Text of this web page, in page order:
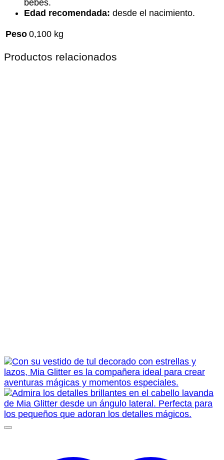
bebés.
Edad recomendada: desde el nacimiento.
Peso 0,100 kg
Productos relacionados